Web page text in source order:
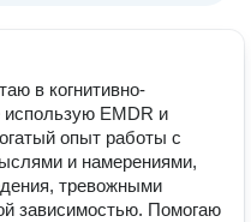
в когнитивно-
использую EMDR и
опыт работы с
и намерениями,
тревожными
зависимостью. Помогаю